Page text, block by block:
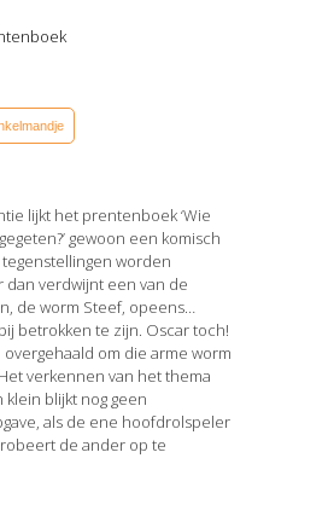
lijkt het prentenboek ‘Wie
gewoon een komisch
worden
dan verdwijnt een van de
de worm Steef, opeens…
betrokken te zijn. Oscar toch!
overgehaald om die arme worm
verkennen van het thema
klein blijkt nog geen
als de ene hoofdrolspeler
de ander op te